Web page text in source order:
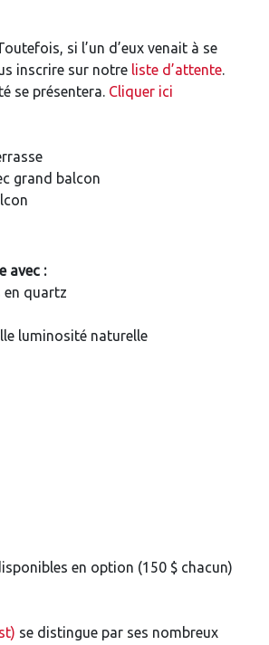
si l’un d’eux venait à se
inscrire sur notre liste d’attente.
se présentera. Cliquer ici
grand balcon
avec :
en quartz
luminosité naturelle
en option (150 $ chacun)
se distingue par ses nombreux